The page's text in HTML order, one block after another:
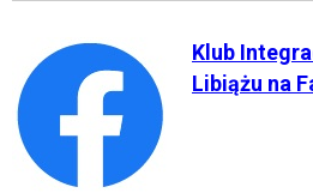
Klub
Libiążu na